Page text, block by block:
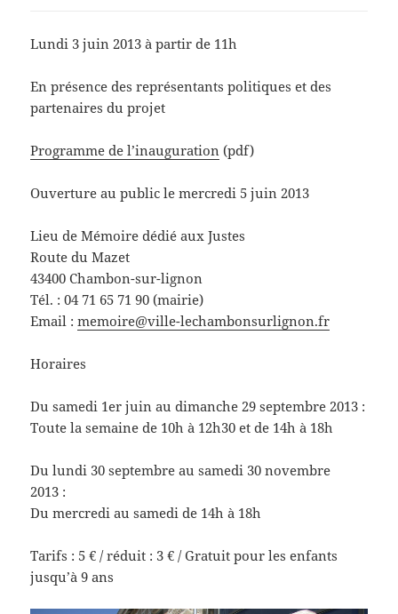
Lundi 3 juin 2013 à partir de 11h
En présence des représentants politiques et des
partenaires du projet
Programme de l’inauguration (pdf)
Ouverture au public le mercredi 5 juin 2013
Lieu de Mémoire dédié aux Justes
Route du Mazet
43400 Chambon-sur-lignon
Tél. : 04 71 65 71 90 (mairie)
Email :memoire@ville-lechambonsurlignon.fr
Horaires
Du samedi 1er juin au dimanche 29 septembre 2013 :
Toute la semaine de 10h à 12h30 et de 14h à 18h
Du lundi 30 septembre au samedi 30 novembre
2013 :
Du mercredi au samedi de 14h à 18h
Tarifs : 5 € / réduit : 3 € / Gratuit pour les enfants
jusqu’à 9 ans